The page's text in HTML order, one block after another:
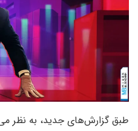
طبق گزارش‌های جدید، به نظر